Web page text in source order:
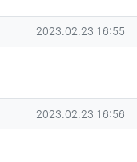
작성일
2023.02.23 16:55
글작성일
2023.02.23 16:56